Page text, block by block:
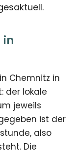
in
Chemnitz in
der lokale
jeweils
ist der
also
Die